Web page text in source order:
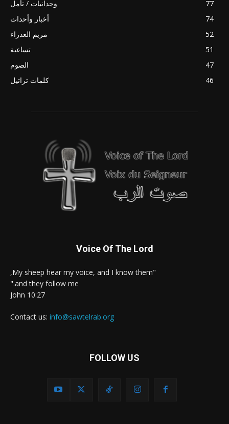
وجدانيات / تأمل
77
أخبار وأحداث
74
مريم العذراء
52
تساعية
51
الصوم
47
كلمات تراتيل
46
Voice Of The Lord
"My sheep hear my voice, and I know them,
and they follow me."
John 10:27
Contact us: info@sawtelrab.org
FOLLOW US